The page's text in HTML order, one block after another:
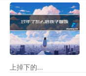
上掉下的...